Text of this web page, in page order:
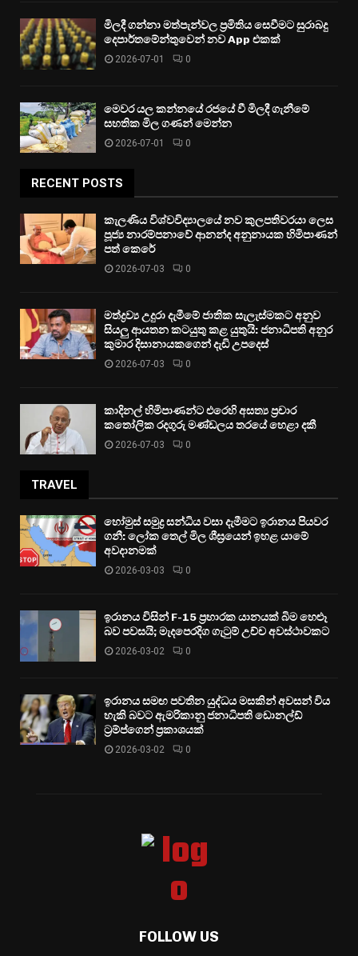
මිලදී ගන්නා මත්පැන්වල ප්‍රමිතිය සෙවීමට සුරාබදු
දෙපාර්තමේන්තුවෙන් නව App එකක්
2026-07-01 0
මෙවර යල කන්නයේ රජයේ වී මිලදී ගැනීමේ
සහතික මිල ගණන් මෙන්න
2026-07-01 0
RECENT POSTS
කැලණිය විශ්වවිද්‍යාලයේ නව කුලපතිවරයා ලෙස
පූජ්‍ය නාරම්පනාවේ ආනන්ද අනුනායක හිමිපාණන්
පත් කෙරේ
2026-07-03 0
මත්ද්‍රව්‍ය උදුරා දැමීමේ ජාතික සැලැස්මකට අනුව
සියලු ආයතන කටයුතු කළ යුතුයි: ජනාධිපති අනුර
කුමාර දිසානායකගෙන් දැඩි උපදෙස්
2026-07-03 0
කාදිනල් හිමිපාණන්ට එරෙහි අසත්‍ය ප්‍රචාර
කතෝලික රදගුරු මණ්ඩලය තරයේ හෙළා දකී
2026-07-03 0
TRAVEL
හෝමුස් සමුද්‍ර සන්ධිය වසා දැමීමට ඉරානය පියවර
ගනී: ලෝක තෙල් මිල ශීඝ්‍රයෙන් ඉහළ යාමේ
අවදානමක්
2026-03-03 0
ඉරානය විසින් F-15 ප්‍රහාරක යානයක් බිම හෙළූ
බව පවසයි; මැදපෙරදිග ගැටුම් උච්ච අවස්ථාවකට
2026-03-02 0
ඉරානය සමඟ පවතින යුද්ධය මසකින් අවසන් විය
හැකි බවට ඇමරිකානු ජනාධිපති ඩොනල්ඩ්
ට්‍රම්ප්ගෙන් ප්‍රකාශයක්
2026-03-02 0
FOLLOW US